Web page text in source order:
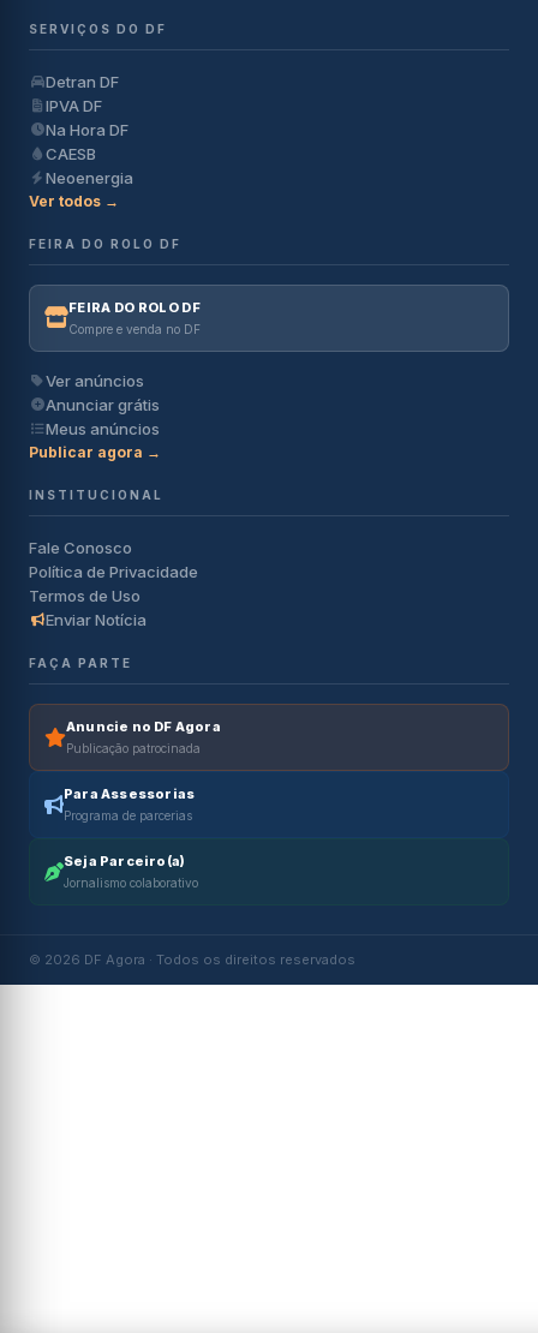
SERVIÇOS DO DF
Detran DF
IPVA DF
Na Hora DF
CAESB
Neoenergia
Ver todos →
FEIRA DO ROLO DF
FEIRA DO ROLO DF
Compre e venda no DF
Ver anúncios
Anunciar grátis
Meus anúncios
Publicar agora →
INSTITUCIONAL
Fale Conosco
Política de Privacidade
Termos de Uso
Enviar Notícia
FAÇA PARTE
Anuncie no DF Agora
Publicação patrocinada
Para Assessorias
Programa de parcerias
Seja Parceiro(a)
Jornalismo colaborativo
© 2026 DF Agora · Todos os direitos reservados